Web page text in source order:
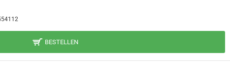
BESTELLEN